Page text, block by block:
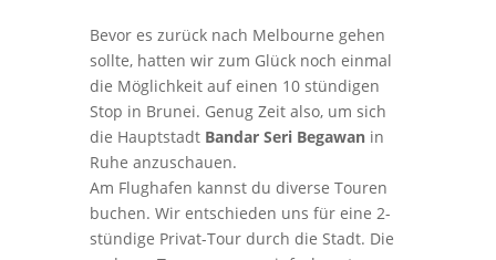
Bevor es zurück nach Melbourne gehen
sollte, hatten wir zum Glück noch einmal
die Möglichkeit auf einen 10 stündigen
Stop in Brunei. Genug Zeit also, um sich
die Hauptstadt Bandar Seri Begawanin
Ruhe anzuschauen.
Am Flughafen kannst du diverse Touren
buchen. Wir entschieden uns für eine 2-
stündige Privat-Tour durch die Stadt. Die